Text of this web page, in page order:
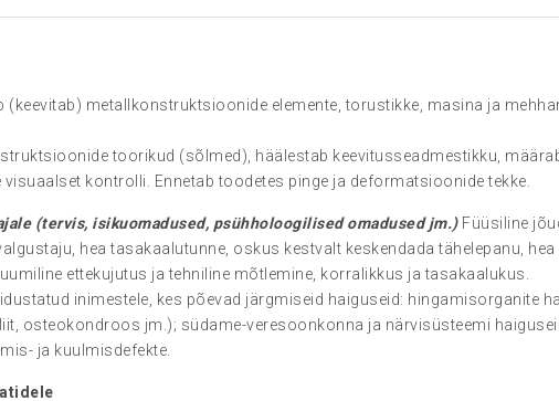
(keevitab) metallkonstruktsioonide elemente, torustikke, masina ja
toorikud (sõlmed), häälestab keevitusseadmestikku,
kontrolli. Ennetab toodetes pinge ja deformatsioonide tekke.
(tervis, isikuomadused, psühholoogilised omadused jm.) Füüsiline
hea tasakaalutunne, oskus kestvalt keskendada tähelepanu,
ettekujutus ja tehniline mõtlemine, korralikkus ja tasakaalukus.
inimestele, kes põevad järgmiseid haiguseid: hingamisorganite
osteokondroos jm.); südame-veresoonkonna ja närvisüsteemi
ja kuulmisdefekte.